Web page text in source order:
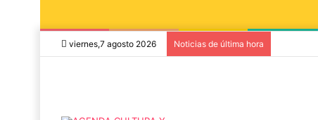
viernes,7 agosto 2026 Noticias de última hora